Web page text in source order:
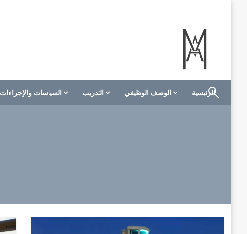
M A hotels | إم ايه هوتيلز
الموقع الأول للعاملين في الفنادق في العالم العربي
الرئيسية الوصف الوظيفي التدريب السياسات والإجراءات